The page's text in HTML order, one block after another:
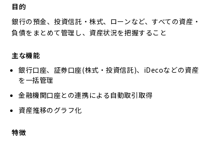
目的
銀行の預金、投資信託・株式、ローンなど、すべての資産・
負債をまとめて管理し、資産状況を把握すること
主な機能
銀行口座、証券口座(株式・投資信託)、iDecoなどの資産
を一括管理
金融機関口座との連携による自動取引取得
資産推移のグラフ化
特徴